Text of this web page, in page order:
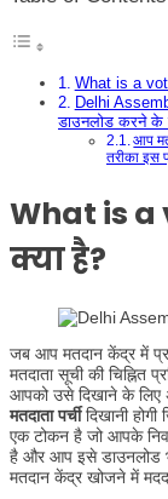
What is a
Delhi
डाउनलोड करने के
आप
तरीका इस
What is a
क्या है?
जब आप मतदान केंद्र में
मतदाता सूची की चिह्नित
आपको उसे दिखाने के लिए
मतदाता पर्चीदिखानी
एक टोकन है जो आपके
है और आप इसे डाउनलोड
मतदान केंद्र खोजने में मदद